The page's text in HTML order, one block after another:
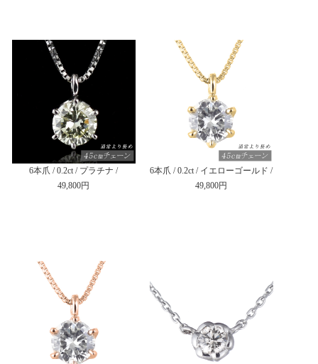
6本爪 / 0.2ct / プラチナ /
49,800円
6本爪 / 0.2ct / イエローゴールド /
49,800円